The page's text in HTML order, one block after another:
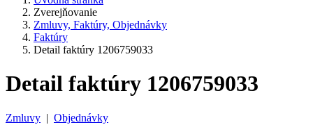
Zverejňovanie
Zmluvy, Faktúry, Objednávky
Faktúry
Detail faktúry 1206759033
Detail faktúry 1206759033
Zmluvy | Objednávky